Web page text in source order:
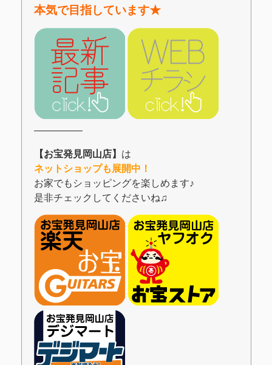
本気で目指しています★
―――――
【お宝発見岡山店】 は
ネットショップも展開中！
お家でもショッピングを楽しめます♪
是非チェックしてくださいね♫